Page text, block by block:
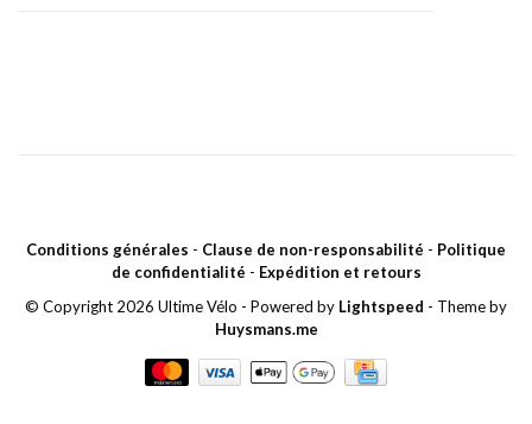
Conditions générales - Clause de non-responsabilité - Politique
de confidentialité - Expédition et retours
© Copyright 2026 Ultime Vélo - Powered by Lightspeed - Theme by
Huysmans.me